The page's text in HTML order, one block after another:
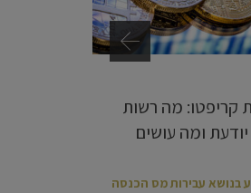
קריפטו: מה רשות
ומה עושים
בנושא עבירות מס הכנסה